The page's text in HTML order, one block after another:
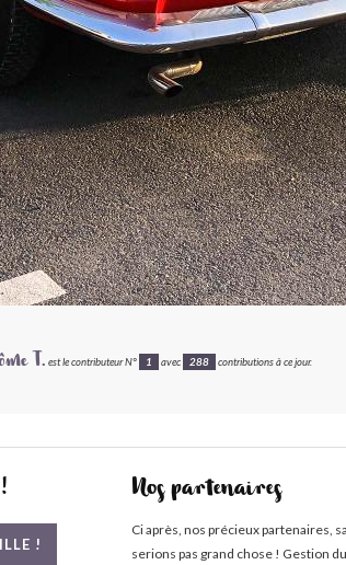
T. est le contributeur N° 1 avec 288 contributions à ce jour.
!
Nos partenaires
Ci après, nos précieux partenaires,
serions pas grand chose ! Gestion